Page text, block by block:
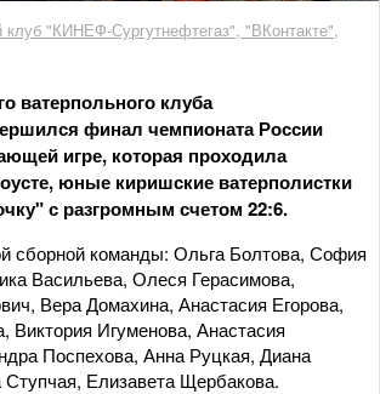
"КИНЕФ-Сургутнефтегаз", "ВКонтакте",
ватерпольного клуба
финал чемпионата России
игре, которая проходила
юные киришские ватерполистки
с разгромным счетом 22:6.
сборной команды: Ольга Болтова, София
Васильева, Олеся Герасимова,
Вера Домахина, Анастасия Егорова,
Виктория Игуменова, Анастасия
Поспехова, Анна Руцкая, Диана
Елизавета Щербакова.